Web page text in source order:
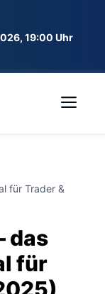
19:00 Uhr
für Trader &
das
für